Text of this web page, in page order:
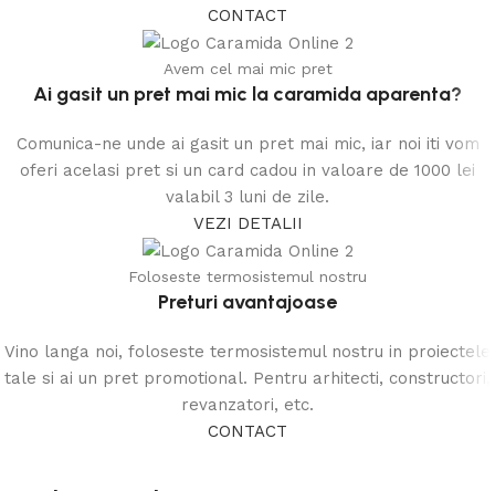
CONTACT
Avem cel mai mic pret
Ai gasit un pret mai mic la caramida aparenta?
Comunica-ne unde ai gasit un pret mai mic, iar noi iti vom
oferi acelasi pret si un card cadou in valoare de 1000 lei
valabil 3 luni de zile.
VEZI DETALII
Foloseste termosistemul nostru
Preturi avantajoase
Vino langa noi, foloseste termosistemul nostru in proiectele
tale si ai un pret promotional. Pentru arhitecti, constructori,
revanzatori, etc.
CONTACT